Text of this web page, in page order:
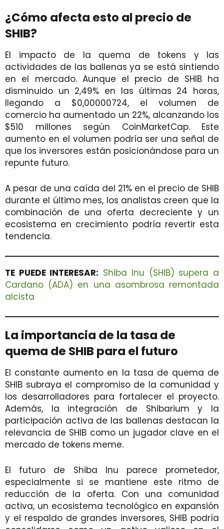
¿Cómo afecta esto al precio de
SHIB?
El impacto de la quema de tokens y las
actividades de las ballenas ya se está sintiendo
en el mercado. Aunque el precio de SHIB ha
disminuido un 2,49% en las últimas 24 horas,
llegando a $0,00000724, el volumen de
comercio ha aumentado un 22%, alcanzando los
$510 millones según CoinMarketCap. Este
aumento en el volumen podría ser una señal de
que los inversores están posicionándose para un
repunte futuro.
A pesar de una caída del 21% en el precio de SHIB
durante el último mes, los analistas creen que la
combinación de una oferta decreciente y un
ecosistema en crecimiento podría revertir esta
tendencia.
TE PUEDE INTERESAR: Shiba Inu (SHIB) supera a
Cardano (ADA) en una asombrosa remontada
alcista
La importancia de la tasa de
quema de SHIB para el futuro
El constante aumento en la tasa de quema de
SHIB subraya el compromiso de la comunidad y
los desarrolladores para fortalecer el proyecto.
Además, la integración de Shibarium y la
participación activa de las ballenas destacan la
relevancia de SHIB como un jugador clave en el
mercado de tokens meme.
El futuro de Shiba Inu parece prometedor,
especialmente si se mantiene este ritmo de
reducción de la oferta. Con una comunidad
activa, un ecosistema tecnológico en expansión
y el respaldo de grandes inversores, SHIB podría